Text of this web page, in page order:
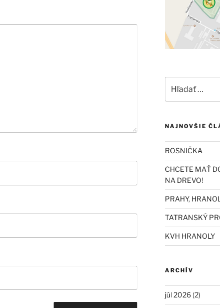
NAJNOVŠIE
ROSNIČKA
CHCETE MAŤ
NA DREVO!
PRAHY,
TATRANSKÝ
KVH HRANOLY
ARCHÍV
júl 2026(2)